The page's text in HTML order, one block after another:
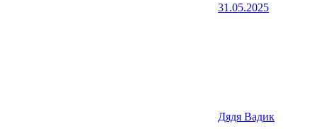
31.05.2025
Дядя Вадик